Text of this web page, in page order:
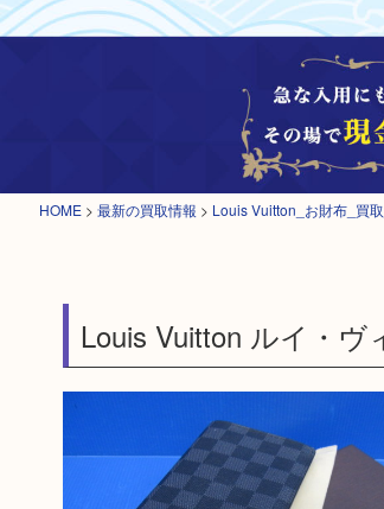
HOME > 最新の買取情報 > Louis Vuitton_お財布_買
Louis Vuitton ルイ・